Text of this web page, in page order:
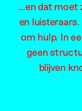
…en dat moet
en
om hulp. In
geen
blijven